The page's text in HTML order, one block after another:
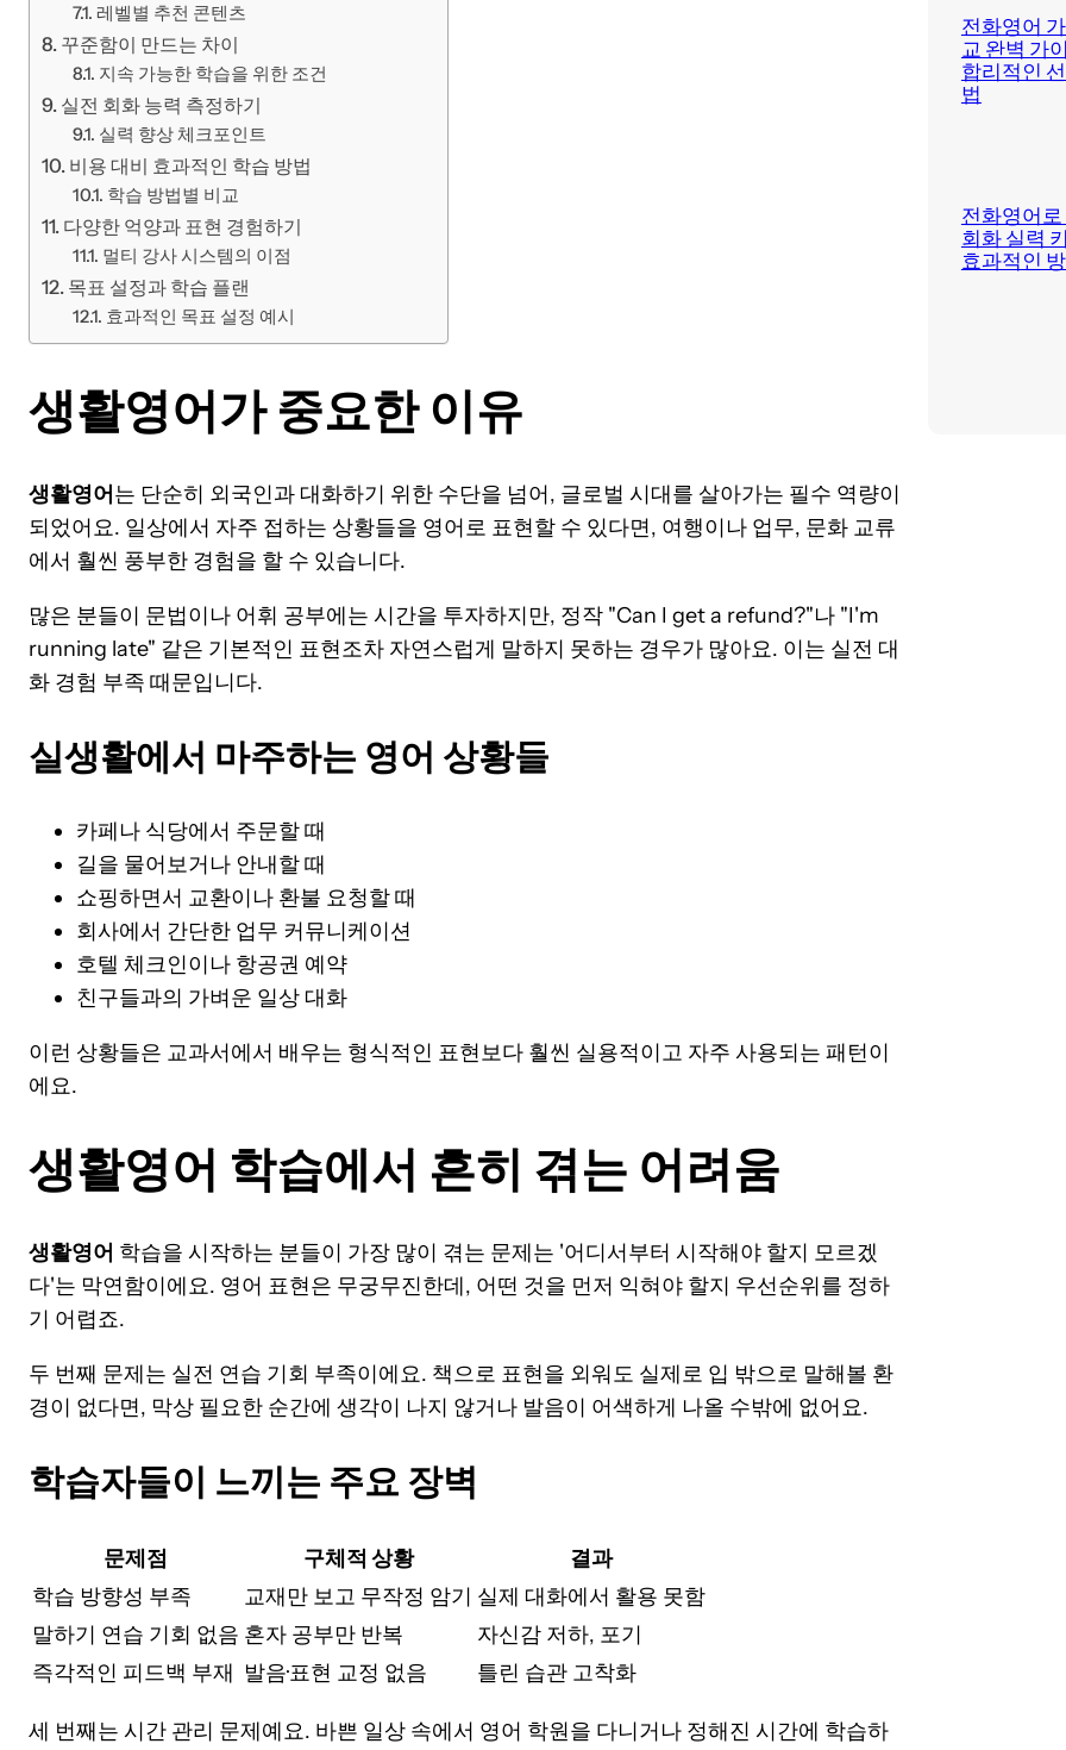
레벨별 추천 콘텐츠
꾸준함이 만드는 차이
지속 가능한 학습을 위한 조건
실전 회화 능력 측정하기
실력 향상 체크포인트
비용 대비 효과적인 학습 방법
학습 방법별 비교
다양한 억양과 표현 경험하기
멀티 강사 시스템의 이점
목표 설정과 학습 플랜
효과적인 목표 설정 예시
생활영어가 중요한 이유
생활영어 는 단순히 외국인과 대화하기 위한 수단을 넘어, 글로벌 시대를 살아가는 필수 역량이
되었어요. 일상에서 자주 접하는 상황들을 영어로 표현할 수 있다면, 여행이나 업무, 문화 교류
에서 훨씬 풍부한 경험을 할 수 있습니다.
많은 분들이 문법이나 어휘 공부에는 시간을 투자하지만, 정작 "Can I get a refund?"나 "I'm
running late" 같은 기본적인 표현조차 자연스럽게 말하지 못하는 경우가 많아요. 이는 실전 대
화 경험 부족 때문입니다.
실생활에서 마주하는 영어 상황들
카페나 식당에서 주문할 때
길을 물어보거나 안내할 때
쇼핑하면서 교환이나 환불 요청할 때
회사에서 간단한 업무 커뮤니케이션
호텔 체크인이나 항공권 예약
친구들과의 가벼운 일상 대화
이런 상황들은 교과서에서 배우는 형식적인 표현보다 훨씬 실용적이고 자주 사용되는 패턴이
에요.
생활영어 학습에서 흔히 겪는 어려움
생활영어 학습을 시작하는 분들이 가장 많이 겪는 문제는 '어디서부터 시작해야 할지 모르겠
다'는 막연함이에요. 영어 표현은 무궁무진한데, 어떤 것을 먼저 익혀야 할지 우선순위를 정하
기 어렵죠.
두 번째 문제는 실전 연습 기회 부족이에요. 책으로 표현을 외워도 실제로 입 밖으로 말해볼 환
경이 없다면, 막상 필요한 순간에 생각이 나지 않거나 발음이 어색하게 나올 수밖에 없어요.
학습자들이 느끼는 주요 장벽
문제점 구체적 상황
결과
학습 방향성 부족
교재만 보고 무작정 암기 실제 대화에서 활용 못함
말하기 연습 기회 없음 혼자 공부만 반복
자신감 저하, 포기
즉각적인 피드백 부재 발음·표현 교정 없음 틀린 습관 고착화
세 번째는 시간 관리 문제예요. 바쁜 일상 속에서 영어 학원을 다니거나 정해진 시간에 학습하
전화영어
교 완벽 가
합리적인
법
전화영어
회화 실력
효과적인